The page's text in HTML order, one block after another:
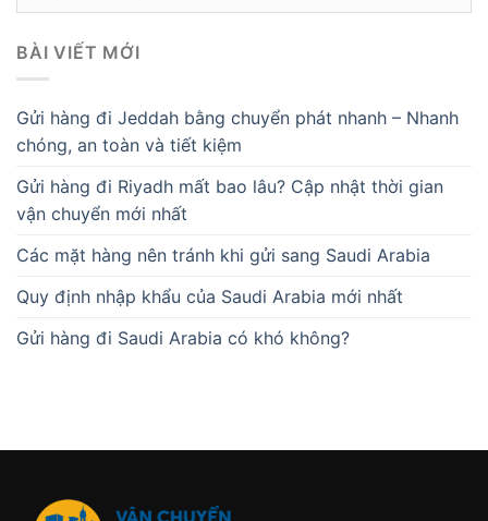
BÀI VIẾT MỚI
Gửi hàng đi Jeddah bằng chuyển phát nhanh – Nhanh
chóng, an toàn và tiết kiệm
Gửi hàng đi Riyadh mất bao lâu? Cập nhật thời gian
vận chuyển mới nhất
Các mặt hàng nên tránh khi gửi sang Saudi Arabia
Quy định nhập khẩu của Saudi Arabia mới nhất
Gửi hàng đi Saudi Arabia có khó không?